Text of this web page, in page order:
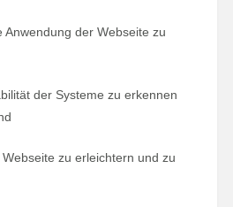
der Webseite zu
der Systeme zu erkennen
zu erleichtern und zu